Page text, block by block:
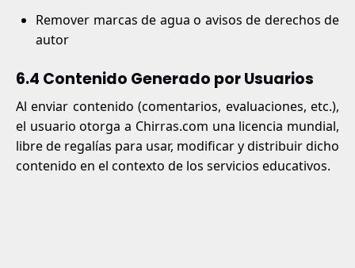
Remover marcas de agua o avisos de derechos de
autor
6.4 Contenido Generado por Usuarios
Al enviar contenido (comentarios, evaluaciones, etc.),
el usuario otorga a Chirras.com una licencia mundial,
libre de regalías para usar, modificar y distribuir dicho
contenido en el contexto de los servicios educativos.